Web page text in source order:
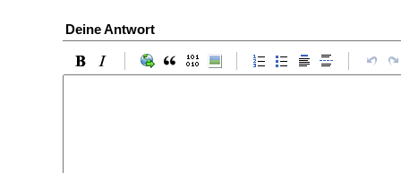
Deine Antwort